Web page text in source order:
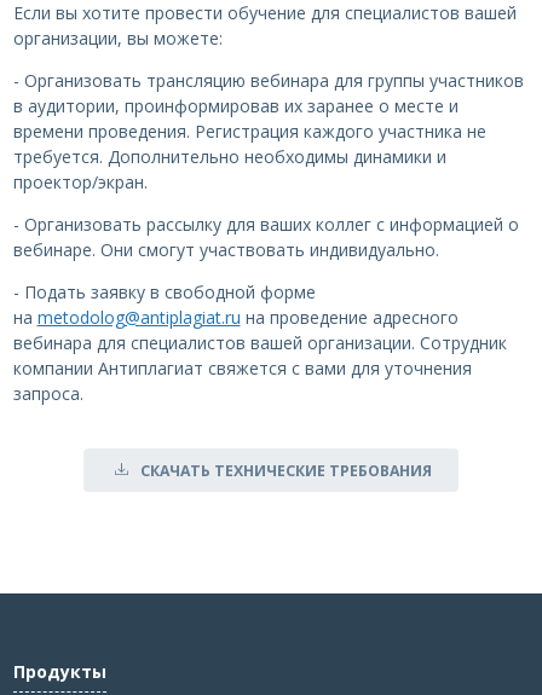
Если вы хотите провести обучение для специалистов вашей
организации, вы можете:
- Организовать трансляцию вебинара для группы участников
в аудитории, проинформировав их заранее о месте и
времени проведения. Регистрация каждого участника не
требуется. Дополнительно необходимы динамики и
проектор/экран.
- Организовать рассылку для ваших коллег с информацией о
вебинаре. Они смогут участвовать индивидуально.
- Подать заявку в свободной форме
на metodolog@antiplagiat.ru на проведение адресного
вебинара для специалистов вашей организации. Сотрудник
компании Антиплагиат свяжется с вами для уточнения
запроса.
СКАЧАТЬ ТЕХНИЧЕСКИЕ ТРЕБОВАНИЯ
Продукты